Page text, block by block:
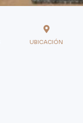
UBICACIÓN